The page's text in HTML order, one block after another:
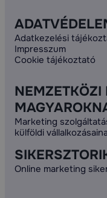
Adatkezelési
Impresszum
Cookie tájékoztató
NEMZETKÖZI
Marketing
külföldi
Online marketing